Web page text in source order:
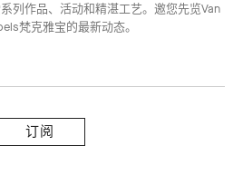
列作品、活动和精湛工艺。邀您先览Van
梵克雅宝的最新动态。